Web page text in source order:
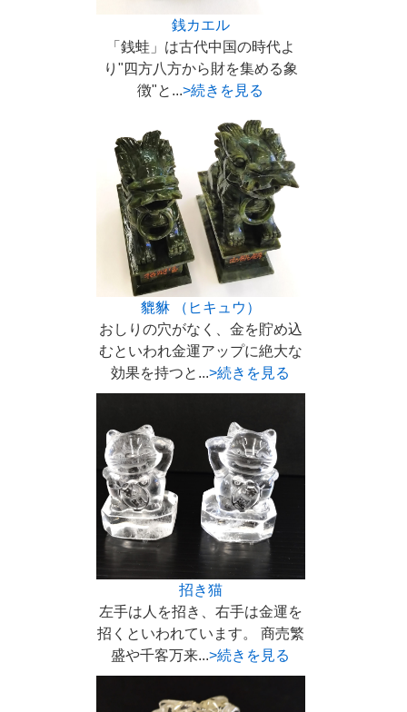
銭カエル
「銭蛙」は古代中国の時代よ
り"四方八方から財を集める象
徴"と...>続きを見る
貔貅 （ヒキュウ）
おしりの穴がなく、金を貯め込
むといわれ金運アップに絶大な
効果を持つと...>続きを見る
招き猫
左手は人を招き、右手は金運を
招くといわれています。 商売繁
盛や千客万来...>続きを見る